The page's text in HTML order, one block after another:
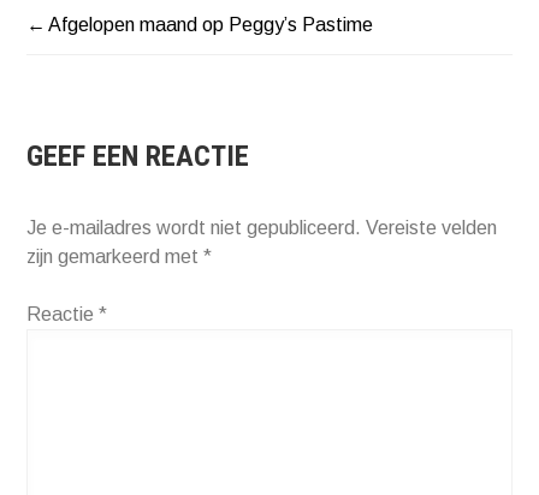
BERICHT
Afgelopen maand op Peggy’s Pastime
GEEF EEN REACTIE
Je e-mailadres wordt niet gepubliceerd. Vereiste velden
zijn gemarkeerd met*
Reactie*